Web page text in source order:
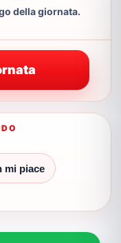
della giornata.
mi piace